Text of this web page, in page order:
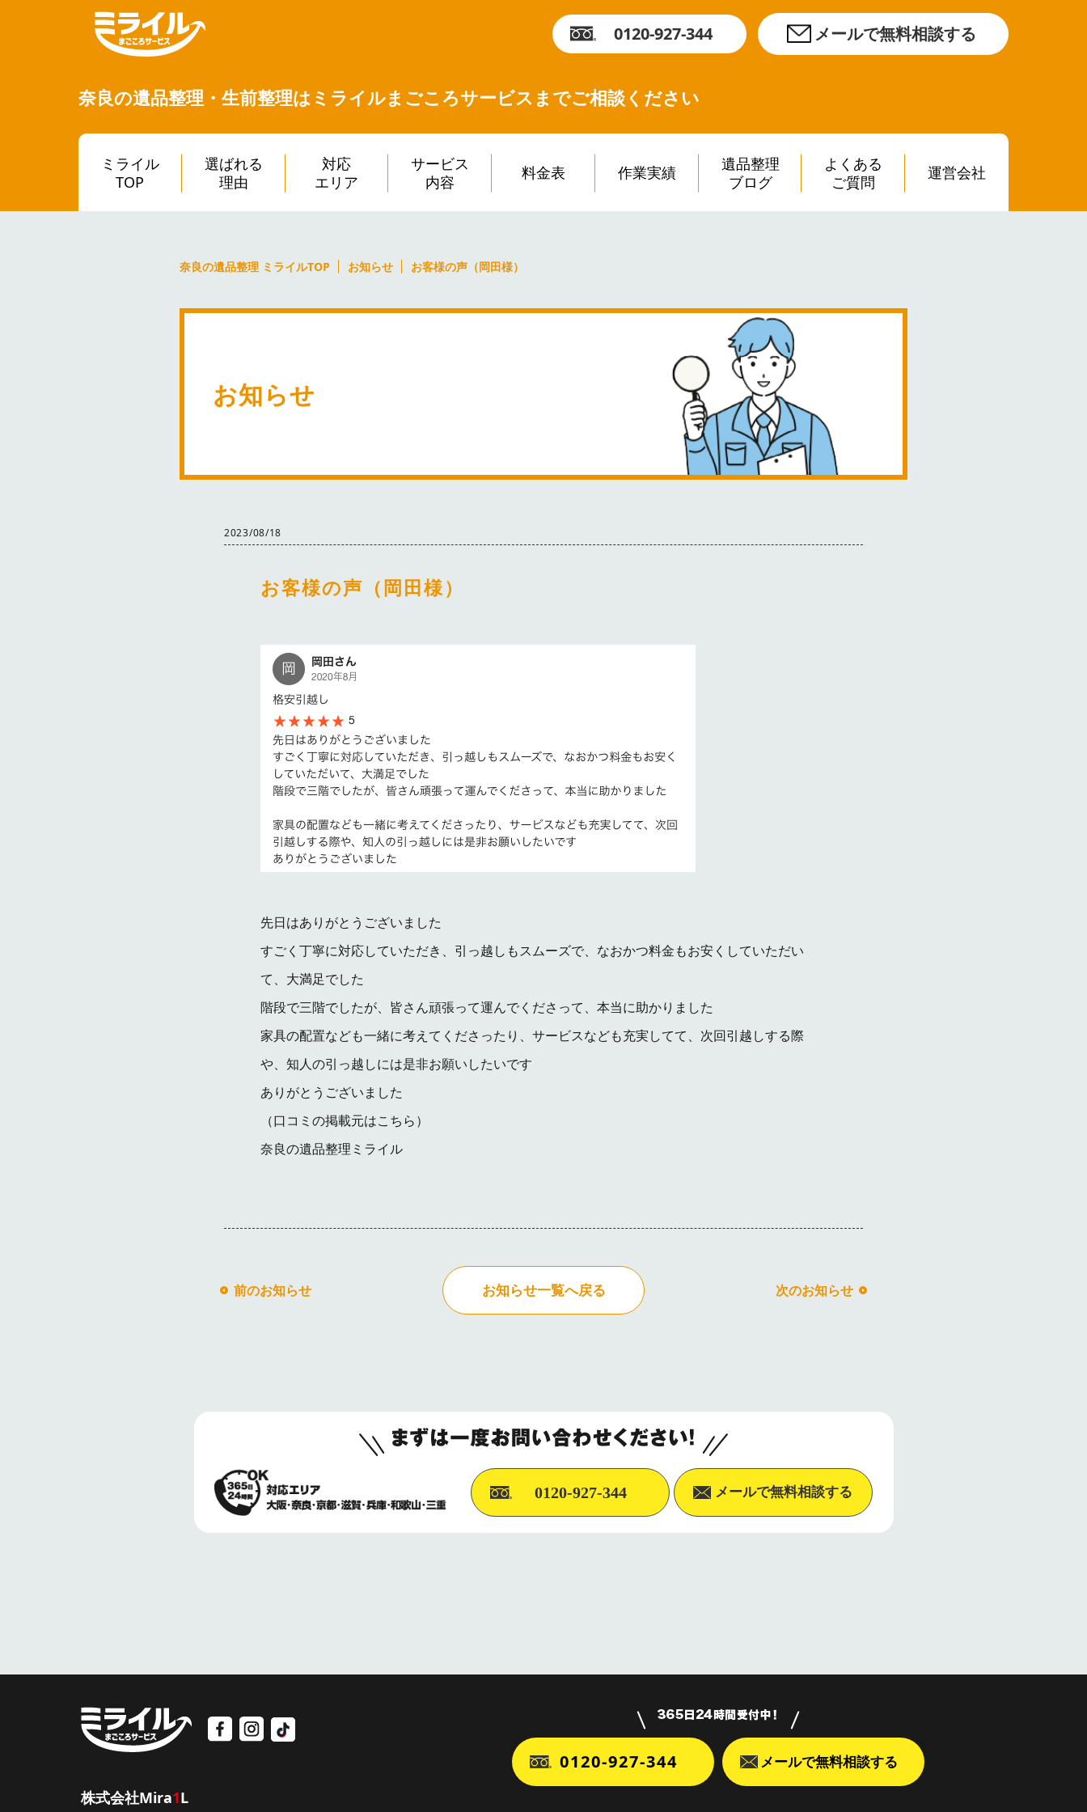
0120-927-344 メールで無料相談する
奈良の遺品整理・生前整理は ミライルまごころサービスまでご相談ください
ミライル
TOP
選ばれる
理由
対応
エリア
サービス
内容
料金表 作業実績
遺品整理
ブログ
よくある
ご質問
運営会社
奈良の遺品整理 ミライルTOP お知らせ お客様の声（岡田様）
お知らせ
2023/08/18
お客様の声（岡田様）
先日はありがとうございました
すごく丁寧に対応していただき、引っ越しもスムーズで、なおかつ料金もお安くしていただい
て、大満足でした
階段で三階でしたが、皆さん頑張って運んでくださって、本当に助かりました
家具の配置なども一緒に考えてくださったり、サービスなども充実してて、次回引越しする際
や、知人の引っ越しには是非お願いしたいです
ありがとうございました
（口コミの掲載元はこちら）
奈良の遺品整理ミライル
前のお知らせ お知らせ一覧へ戻る 次のお知らせ
0120-927-344 メールで無料相談する
株式会社Mira1L
0120-927-344 メールで無料相談する